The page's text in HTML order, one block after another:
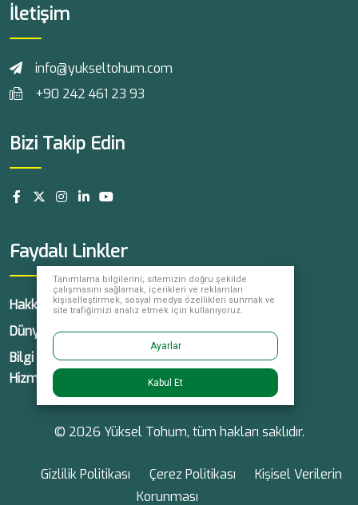
İletişim
info@yukseltohum.com
+90 242 461 23 93
Bizi Takip Edin
Faydalı Linkler
Hakkımızda Ürünlerimiz
Haberler
Dünyada Yüksel
Kariyer
İletişim
Bilgi Toplumu
Hizmetleri
© 2026 Yüksel Tohum, tüm hakları saklıdır.
Gizlilik Politikası Çerez Politikası
Kişisel Verilerin
Korunması
Tanımlama bilgilerini; sitemizin doğru şekilde
çalışmasını sağlamak, içerikleri ve reklamları
kişiselleştirmek, sosyal medya özellikleri sunmak ve
site trafiğimizi analiz etmek için kullanıyoruz.
Ayarlar
Kabul Et